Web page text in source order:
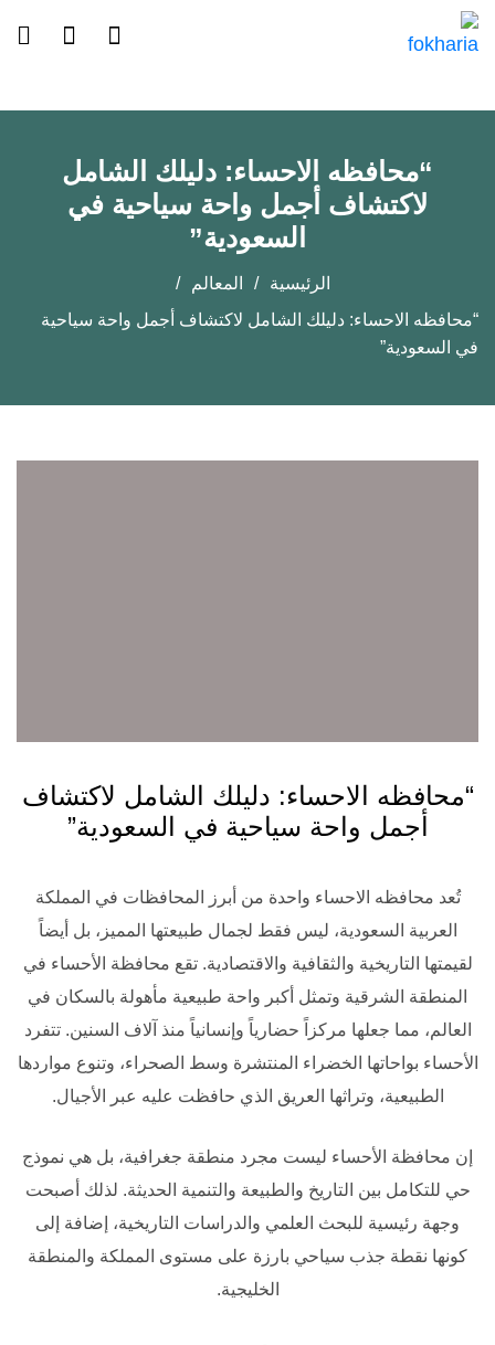
“محافظه الاحساء: دليلك الشامل
لاكتشاف أجمل واحة سياحية في
السعودية”
الرئيسية
المعالم
“محافظه الاحساء: دليلك الشامل لاكتشاف أجمل واحة سياحية
في السعودية”
“محافظه الاحساء: دليلك الشامل لاكتشاف
أجمل واحة سياحية في السعودية”
تُعد محافظه الاحساء واحدة من أبرز المحافظات في المملكة
العربية السعودية، ليس فقط لجمال طبيعتها المميز، بل أيضاً
لقيمتها التاريخية والثقافية والاقتصادية. تقع محافظة الأحساء في
المنطقة الشرقية وتمثل أكبر واحة طبيعية مأهولة بالسكان في
العالم، مما جعلها مركزاً حضارياً وإنسانياً منذ آلاف السنين. تتفرد
الأحساء بواحاتها الخضراء المنتشرة وسط الصحراء، وتنوع مواردها
الطبيعية، وتراثها العريق الذي حافظت عليه عبر الأجيال.
إن محافظة الأحساء ليست مجرد منطقة جغرافية، بل هي نموذج
حي للتكامل بين التاريخ والطبيعة والتنمية الحديثة. لذلك أصبحت
وجهة رئيسية للبحث العلمي والدراسات التاريخية، إضافة إلى
كونها نقطة جذب سياحي بارزة على مستوى المملكة والمنطقة
الخليجية.